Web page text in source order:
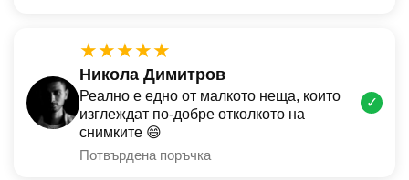
★★★★★
Никола Димитров
Реално е едно от малкото неща, които
изглеждат по-добре отколкото на
снимките 😄
Потвърдена поръчка
✓